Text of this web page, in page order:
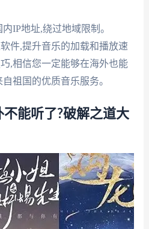
IP地址,绕过地域限制。
件,提升音乐的加载和播放速
,相信您一定能够在海外也能
祖国的优质音乐服务。
能听了?破解之道大